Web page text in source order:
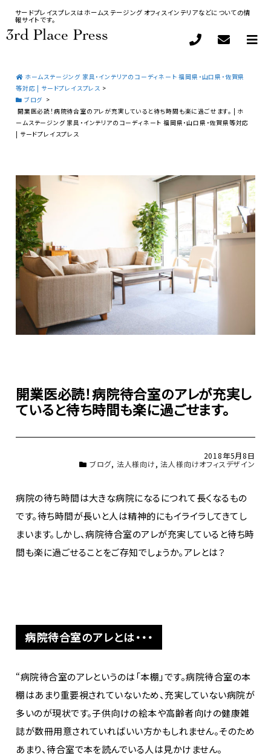
サードプレイスプレスはホームステージング オフィスインテリアなどについての情
報サイトです。
ホームステージング 家具・インテリアのコーディネート 福岡県・山口県・佐賀県
等対応 | サードプレイスプレス >
ブログ >
開業医必読！病院待合室のアレが充実していると待ち時間も楽に過ごせます。 | ホ
ームステージング 家具・インテリアのコーディネート 福岡県・山口県・佐賀県等対応
| サードプレイスプレス
開業医必読！病院待合室のアレが充実し
ていると待ち時間も楽に過ごせます。
2018年5月8日
ブログ, 法人様向け,法人様向けオフィスデザイン
病院の待ち時間は大きな病院になるにつれて長くなるもの
です。待ち時間が長いと人は精神的にもイライラしてきてし
まいます。しかし、病院待合室のアレが充実していると待ち時
間も楽に過ごせることをご存知でしょうか。アレとは？
病院待合室のアレとは・・・
“病院待合室のアレというのは「本棚」です。病院待合室の本
棚はあまり重要視されていないため、充実していない病院が
多いのが現状です。子供向けの絵本や高齢者向けの健康雑
誌が数冊用意されていればいい方かもしれません。そのため
あまり、待合室で本を読んでいる人は見かけません。